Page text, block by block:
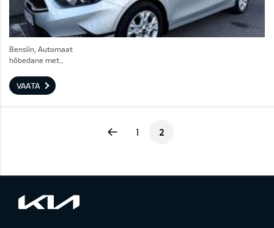
Bensiin, Automaat
hõbedane met.,
VAATA
1 2